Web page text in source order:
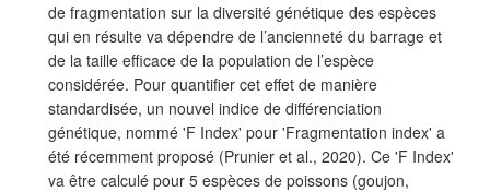
de fragmentation sur la diversité génétique des espèces
qui en résulte va dépendre de l’ancienneté du barrage et
de la taille efficace de la population de l’espèce
considérée. Pour quantifier cet effet de manière
standardisée, un nouvel indice de différenciation
génétique, nommé 'F Index' pour 'Fragmentation index' a
été récemment proposé (Prunier et al., 2020). Ce 'F Index'
va être calculé pour 5 espèces de poissons (goujon,